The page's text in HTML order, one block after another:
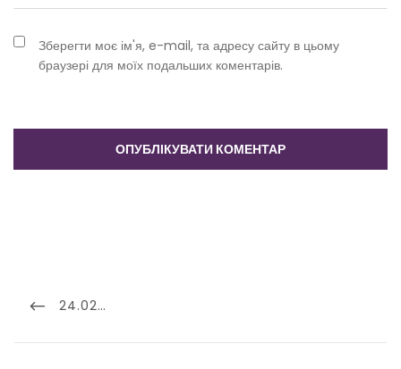
Зберегти моє ім'я, e-mail, та адресу сайту в цьому
браузері для моїх подальших коментарів.
записівPREVIOUS
24.02…